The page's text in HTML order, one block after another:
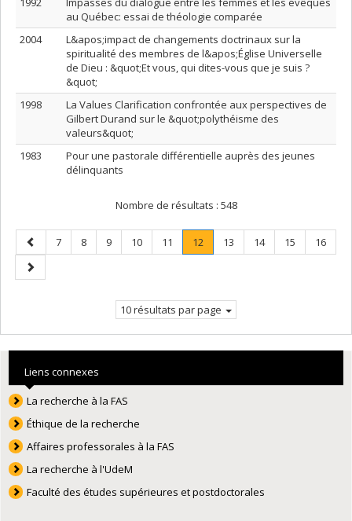
au Québec: essai de théologie comparée
2004
L&apos;impact de changements doctrinaux sur la
spiritualité des membres de l&apos;Église Universelle
de Dieu : &quot;Et vous, qui dites-vous que je suis ?
&quot;
1998
La Values Clarification confrontée aux perspectives de
Gilbert Durand sur le &quot;polythéisme des
valeurs&quot;
1983
Pour une pastorale différentielle auprès des jeunes
délinquants
Nombre de résultats : 548
Page
précédente
Page
7 Page
8 Page
9 Page
10 Page
11 Page
12
Page
Page
13 Page
14 Page
15 Page
16
Page
suivante
10 résultats par page
Liens connexes
La recherche à la FAS
Éthique de la recherche
Affaires professorales à la FAS
La recherche à l'UdeM
Faculté des études supérieures et postdoctorales